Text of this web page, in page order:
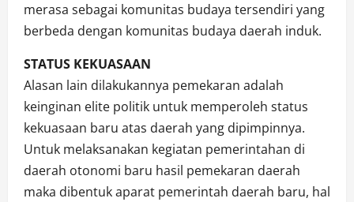
merasa sebagai komunitas budaya tersendiri yang
berbeda dengan komunitas budaya daerah induk.
STATUS KEKUASAAN
Alasan lain dilakukannya pemekaran adalah
keinginan elite politik untuk memperoleh status
kekuasaan baru atas daerah yang dipimpinnya.
Untuk melaksanakan kegiatan pemerintahan di
daerah otonomi baru hasil pemekaran daerah
maka dibentuk aparat pemerintah daerah baru, hal